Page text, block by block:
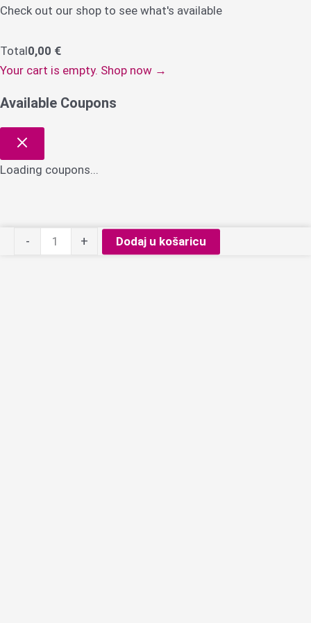
Check out our shop to see what's available
Total0,00 €
Your cart is empty. Shop now →
Available Coupons
Loading coupons...
-
Stylistic
+ Dodaj u košaricu